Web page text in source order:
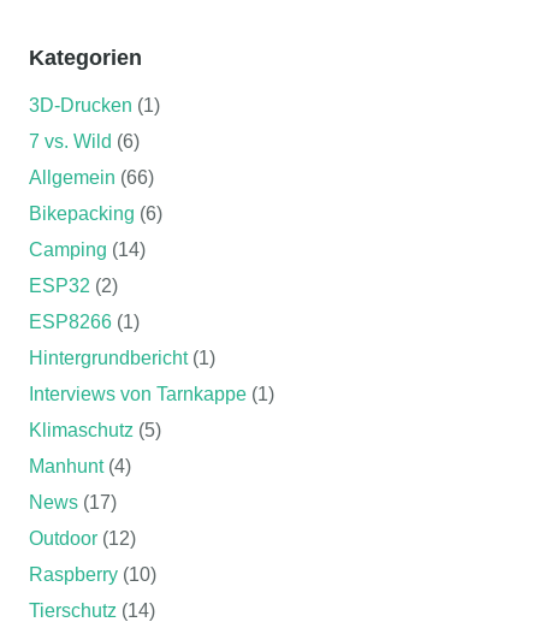
Kategorien
3D-Drucken (1)
7 vs. Wild (6)
Allgemein (66)
Bikepacking (6)
Camping (14)
ESP32 (2)
ESP8266 (1)
Hintergrundbericht(1)
Interviews von Tarnkappe (1)
Klimaschutz (5)
Manhunt(4)
News (17)
Outdoor (12)
Raspberry (10)
Tierschutz (14)